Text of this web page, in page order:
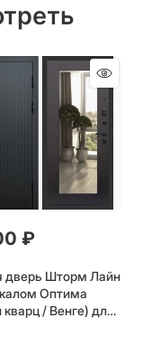
₽
дверь Шторм Лайн
Оптима
/ Венге) для